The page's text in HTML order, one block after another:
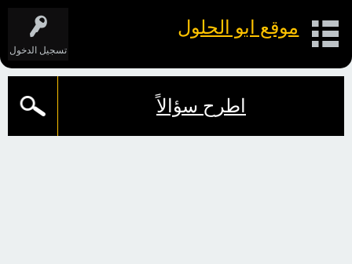
تسجيل الدخول
موقع ابو الحلول
اطرح سؤالاً